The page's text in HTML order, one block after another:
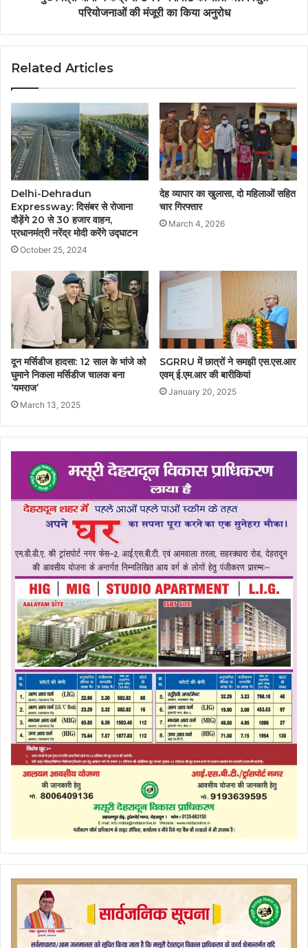
परियोजनाओं की मंजूरी का किया अनुरोध
Related Articles
Delhi-Dehradun
Expressway: दिसंबर से रोजाना
दौड़ेंगे 20 से 30 हजार वाहन,
प्रधानमंत्री नरेंद्र मोदी करेंगे उद्घाटन
October 25, 2024
देह व्यापार का खुलासा, दो महिलाओं सहित
चार गिरफ्तार
March 4, 2026
दून मर्सिडीज हादसा: 12 साल के भांजे को
घुमाने निकला मर्सिडीज चालक बना
‘यमराज’
March 13, 2025
SGRRU में छात्रों ने समझी एस.एस.आर
एवम् ई.एम.आर की बारीकियां
January 20, 2025